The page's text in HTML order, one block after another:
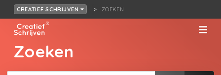
CREATIEF SCHRIJVEN ZOEKEN
Zoeken